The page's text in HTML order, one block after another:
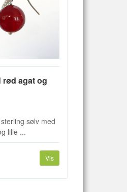
agat og
sølv med
lille ...
Vis